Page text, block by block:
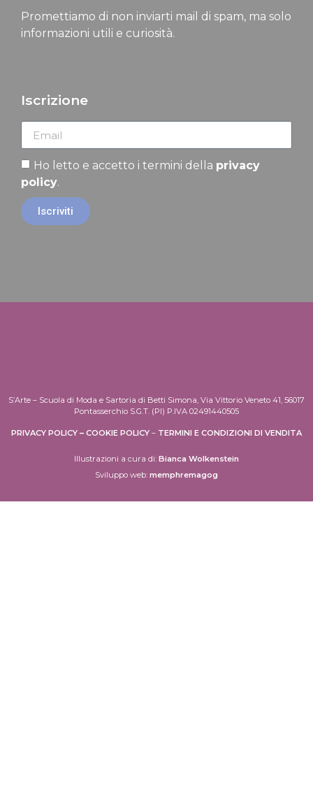
Promettiamo di non inviarti mail di spam, ma solo
informazioni utili e curiosità.
Iscrizione
Ho letto e accetto i termini della privacy
policy.
Iscriviti
S’Arte – Scuola di Moda e Sartoria di Betti Simona, Via Vittorio Veneto 41, 56017
Pontasserchio S.G.T. (PI) P.IVA 02491440505
PRIVACY POLICY – COOKIE POLICY – TERMINI E CONDIZIONI DI VENDITA
Illustrazioni a cura di: Bianca Wolkenstein
Sviluppo web: memphremagog